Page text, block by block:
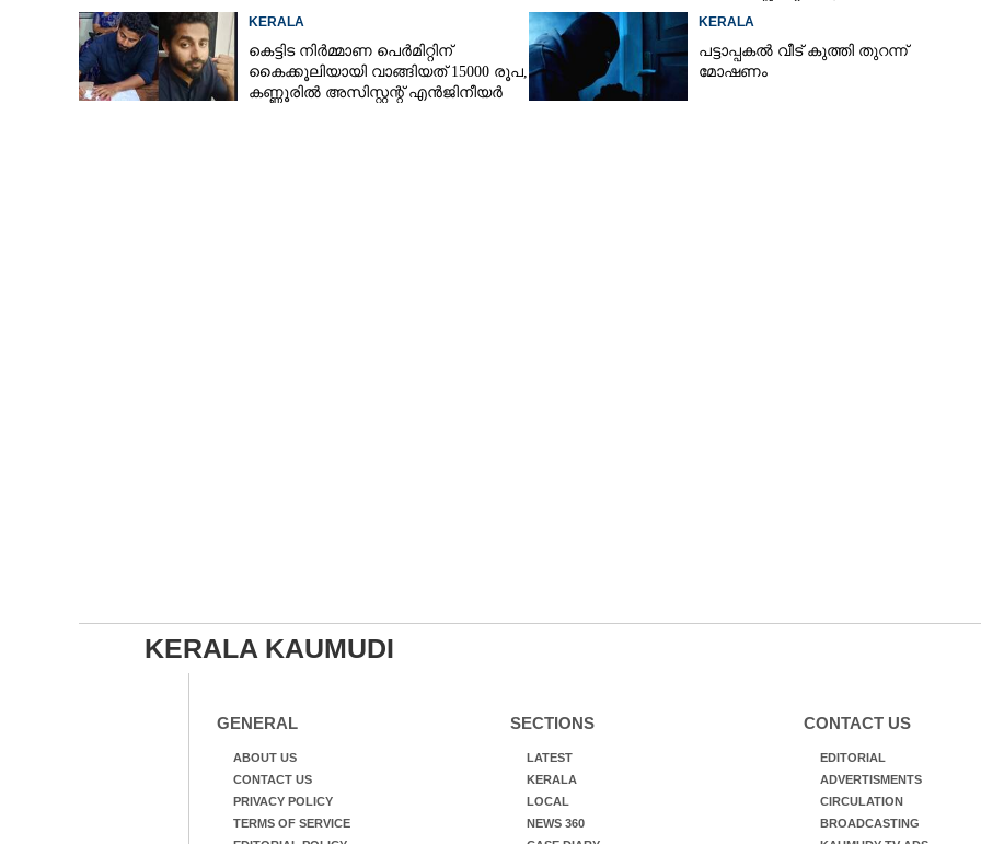
KERALA
കെട്ടിട നിർമ്മാണ പെർമിറ്റിന്
കൈക്കൂലിയായി വാങ്ങിയത് 15000 രൂപ,​
കണ്ണൂരിൽ അസിസ്റ്റന്റ് എൻജിനീയർ
KERALA
പട്ടാപ്പകൽ വീട് കുത്തി തുറന്ന്
മോഷണം
KERALA KAUMUDI
GENERAL
ABOUT US
CONTACT US
PRIVACY POLICY
TERMS OF SERVICE
SECTIONS
LATEST
KERALA
LOCAL
NEWS 360
CONTACT US
EDITORIAL
ADVERTISMENTS
CIRCULATION
BROADCASTING